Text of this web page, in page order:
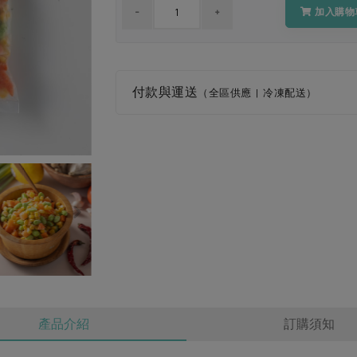
加入購物
付款與運送 （全區供應 | 冷凍配送）
產品介紹 訂購須知